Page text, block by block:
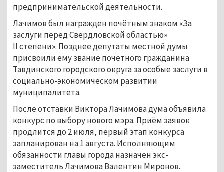
предпринимательской деятельности.
Лачимов был награжден почётным знаком «За
заслуги перед Свердловской областью»
II степени». Позднее депутаты местной думы
присвоили ему звание почётного гражданина
Тавдинского городского округа за особые заслуги в
социально-экономическом развитии
муниципалитета.
После отставки Виктора Лачимова дума объявила
конкурс по выбору нового мэра. Приём заявок
продлится до 2 июля, первый этап конкурса
запланирован на 1 августа. Исполняющим
обязанности главы города назначен экс-
заместитель Лачимова Валентин Миронов.